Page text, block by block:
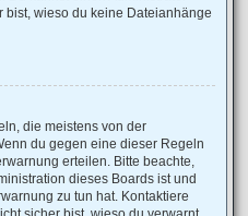
bist, wieso du keine Dateianhänge
die meistens von der
du gegen eine dieser Regeln
erteilen. Bitte beachte,
dieses Boards ist und
zu tun hat. Kontaktiere